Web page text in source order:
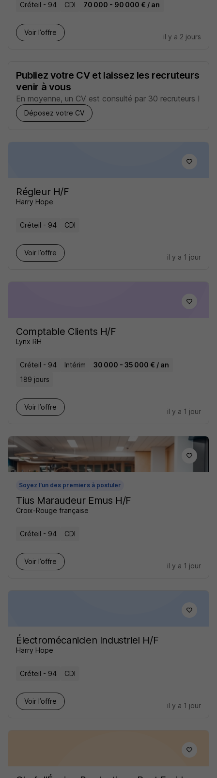
Créteil - 94 CDI 70 000 - 90 000 € / an
Voir l’offre
il y a 2 jours
Publiez votre CV et laissez les recruteurs
venir à vous
En moyenne, un CV est consulté par 30 recruteurs !
Déposez votre CV
Régleur H/F
Harry Hope
Créteil - 94 CDI
Voir l’offre
il y a 1 jour
Comptable Clients H/F
Lynx RH
Créteil - 94 Intérim
30 000 - 35 000 € / an
189 jours
Voir l’offre
il y a 1 jour
Soyez l'un des premiers à postuler
Tius Maraudeur Emus H/F
Croix-Rouge française
Créteil - 94 CDI
Voir l’offre
il y a 1 jour
Électromécanicien Industriel H/F
Harry Hope
Créteil - 94 CDI
Voir l’offre
il y a 1 jour